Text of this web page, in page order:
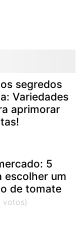
segredos
Variedades
aprimorar
5
escolher um
de tomate